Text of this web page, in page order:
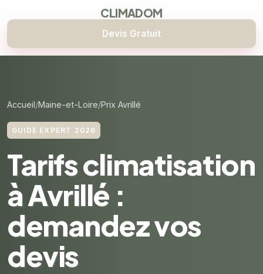
CLIMADOM
Devis Gratuit
Accueil Maine-et-Loire Prix Avrillé
GUIDE EXPERT 2026
Tarifs climatisation
à Avrillé :
demandez vos
devis